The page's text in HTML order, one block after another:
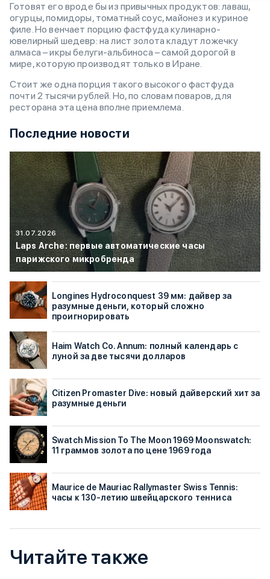
Готовят его вроде бы из привычных продуктов: лаваш,
огурцы, помидоры, томатный соус, майонез и куриное
филе. Но венчает порцию фастфуда кулинарно-
ювелирный шедевр: на лист золота кладут ложечку
алмаса – икры белуги-альбиноса – самой дорогой в
мире, которую производят только в Иране.
Стоит же одна порция такого высокого фастфуда
почти 2 тысячи рублей. Но, по словам поваров, для
ресторана эта цена вполне приемлема.
Последние новости
31.07.2026
Laps Arche: первые автоматические часы
парижского микробренда
Longines Hydroconquest 39 мм: дайвер за
разумные деньги, который сложно
проигнорировать
Haim Watch Co. Annum: полный календарь с
луной за две тысячи долларов
Citizen Promaster Dive: новый дайверский хит за
разумные деньги
Swatch Mission To The Moon 1969 Moonswatch:
11 граммов золота по цене 1969 года
Maurice de Mauriac Rallymaster Swiss Tennis:
часы к 130-летию швейцарского тенниса
Читайте также